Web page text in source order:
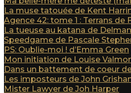
La muse tatouée de Kent
Agence 42: tome 1 : Terrans de
La tueuse au katana de Delman
Speedgame de Pascale
PS: Oublie-moi ! d’Emma Green
Mon initiation de Louise
Dans un battement de coeur
Les imposteurs de John
Mister Lawyer de Joh Harper